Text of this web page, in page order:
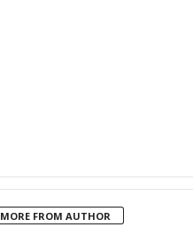
MORE FROM AUTHOR